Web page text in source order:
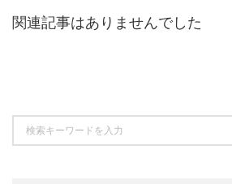
関連記事はありませんでした